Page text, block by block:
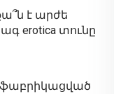
է արժե
erotica տունը